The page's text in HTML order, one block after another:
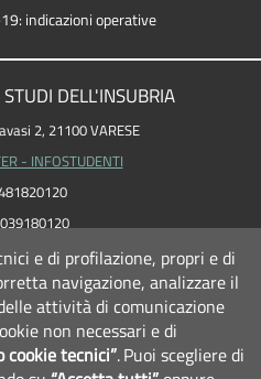
indicazioni operative
DELL'INSUBRIA
2, 21100 VARESE
- INFOSTUDENTI
(vedi le altre caselle)
e di profilazione, propri e di
navigazione, analizzare il
attività di comunicazione
non necessari e di
cookie tecnici”.Puoi scegliere di